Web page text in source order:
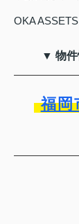
OKA
▼ 物件
福岡